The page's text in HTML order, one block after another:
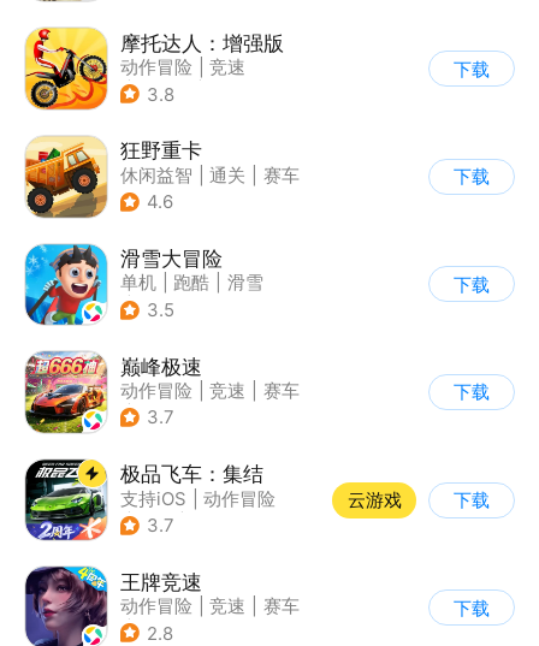
摩托达人：增强版
动作冒险
竞速
| 摩托车
3.8
下载
狂野重卡
休闲益智 通关
赛车
4.6
下载
滑雪大冒险
单机 跑酷
滑雪
| 游道易
3.5
下载
巅峰极速
动作冒险 竞速
赛车
| 漂移
3.7
下载
极品飞车：集结
支持iOS
动作冒险
| 竞速
3.7
云游戏 下载
王牌竞速
动作冒险 竞速
赛车
| 漂移
2.8
下载